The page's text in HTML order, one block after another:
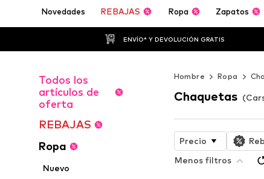
Novedades REBAJAS Ropa Zapatos
ENVÍO* Y DEVOLUCIÓN GRATIS
Todos los
artículos de
oferta
REBAJAS
Ropa
Nuevo
Hombre Ropa
Chaquetas
Precio
Menos filtros